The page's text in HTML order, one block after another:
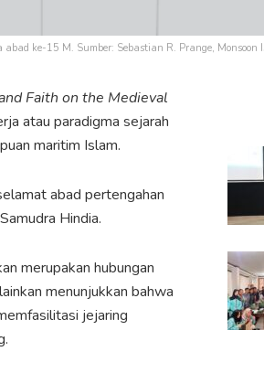
ke-15 M. Sumber: Sebastian R. Prange,
Faith on the Medieval
atau paradigma sejarah
maritim Islam.
abad pertengahan
Hindia.
merupakan hubungan
menunjukkan bahwa
jejaring